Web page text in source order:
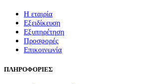
Η εταιρία
Εξειδίκευση
Εξυπηρέτηση
Προσφορές
Επικοινωνία
ΠΛΗΡΟΦΟΡΙΕΣ